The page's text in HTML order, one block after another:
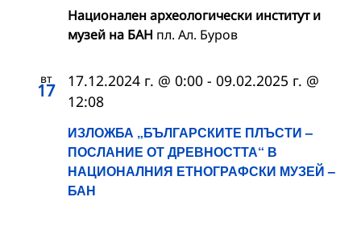
Национален археологически институт и
музей на БАН пл. Ал. Буров
вт
17
ИЗЛОЖБА „БЪЛГАРСКИТЕ ПЛЪСТИ –
ПОСЛАНИЕ ОТ ДРЕВНОСТТА“ В
НАЦИОНАЛНИЯ ЕТНОГРАФСКИ МУЗЕЙ –
БАН
17.12.2024 г. @ 0:00 - 09.02.2025 г. @
12:08